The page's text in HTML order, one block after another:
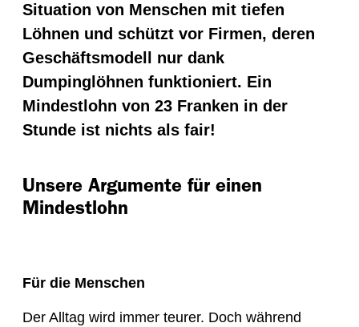
Situation von Menschen mit tiefen
Löhnen und schützt vor Firmen, deren
Geschäftsmodell nur dank
Dumpinglöhnen funktioniert. Ein
Mindestlohn von 23 Franken in der
Stunde ist nichts als fair!
Unsere Argumente für einen
Mindestlohn
Für die Menschen
Der Alltag wird immer teurer. Doch während